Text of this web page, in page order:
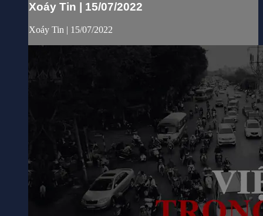
Xoáy Tin | 15/07/2022
Xoáy Tin | 15/07/2022